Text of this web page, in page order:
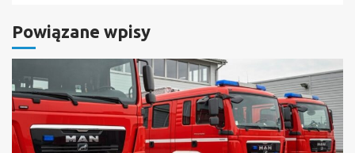
Powiązane wpisy